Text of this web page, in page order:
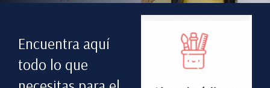
Encuentra aquí
todo lo que